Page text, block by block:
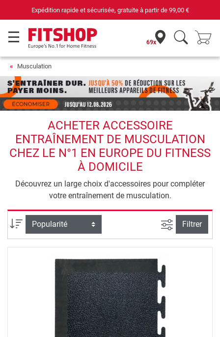
Expédition rapide et sécurisée, gratuite à partir de 99,00 €
69x
Musculation
ACHETER ACCESSOIRE
ENTRAÎNEMENT DE MUSCULATION
CHEZ LE N°1 EN EUROPE DU FITNESS
À DOMICILE
Découvrez un large choix d'accessoires pour compléter
votre entraînement de musculation.
Trier par Filtrer la
Filtrer